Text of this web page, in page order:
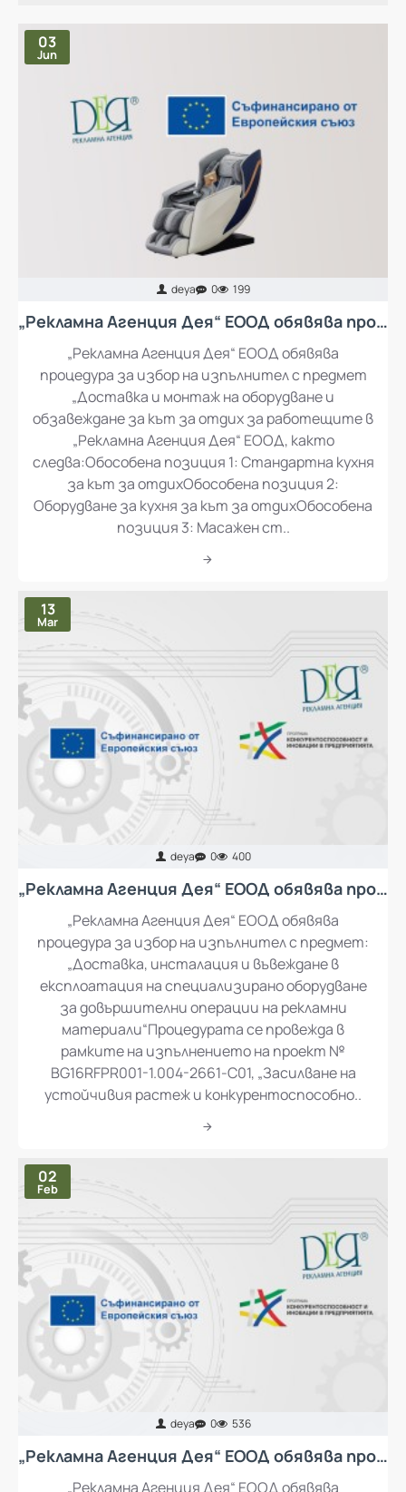
03
Jun
„Рекламна Агенция Дея“ ЕООД обявява
процедура за избор на изпълнител с предмет
„Доставка и монтаж на оборудване и
обзавеждане за кът за отдих за работещите в
„Рекламна Агенция Дея“ ЕООД, както
следва:Обособена позиция 1: Стандартна кухня
за кът за отдихОбособена позиция 2:
Оборудване за кухня за кът за отдихОбособена
позиция 3: Масажен ст..
13
Mar
„Рекламна Агенция Дея“ ЕООД обявява
процедура за избор на изпълнител с предмет:
„Доставка, инсталация и въвеждане в
експлоатация на специализирано оборудване
за довършителни операции на рекламни
материали“Процедурата се провежда в
рамките на изпълнението на проект №
BG16RFPR001-1.004-2661-C01, „Засилване на
устойчивия растеж и конкурентоспособно..
02
Feb